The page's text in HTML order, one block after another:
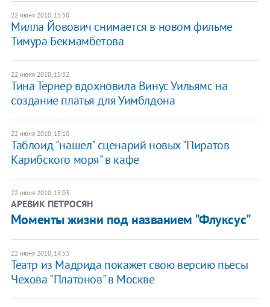
22 июня 2010, 15:50
Милла Йовович снимается в новом фильме
Тимура Бекмамбетова
22 июня 2010, 15:32
Тина Тернер вдохновила Винус Уильямс на
создание платья для Уимблдона
22 июня 2010, 15:10
Таблоид "нашел" сценарий новых "Пиратов
Карибского моря" в кафе
22 июня 2010, 15:03
АРЕВИК ПЕТРОСЯН
Моменты жизни под названием "Флуксус"
22 июня 2010, 14:53
Театр из Мадрида покажет свою версию пьесы
Чехова "Платонов" в Москве